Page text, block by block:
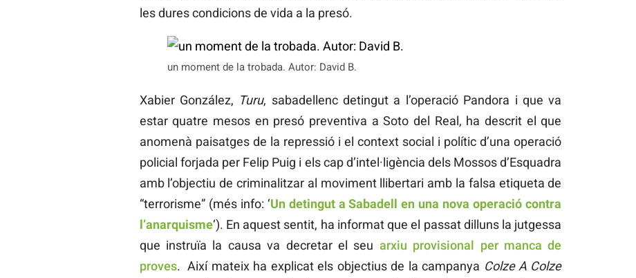
les dures condicions de vida a la presó.
un moment de la trobada. Autor: David B.
Xabier González, Turu, sabadellenc detingut a l’operació Pandora i que va
estar quatre mesos en presó preventiva a Soto del Real, ha descrit el que
anomenà paisatges de la repressió i el context social i polític d’una operació
policial forjada per Felip Puig i els cap d’intel·ligència dels Mossos d’Esquadra
amb l’objectiu de criminalitzar al moviment llibertari amb la falsa etiqueta de
“terrorisme” (més info: ‘Un detingut a Sabadell en una nova operació contra
l’anarquisme‘). En aquest sentit, ha informat que el passat dilluns la jutgessa
que instruïa la causa va decretar el seu arxiu provisional per manca de
proves. Així mateix ha explicat els objectius de la campanya Colze A Colze